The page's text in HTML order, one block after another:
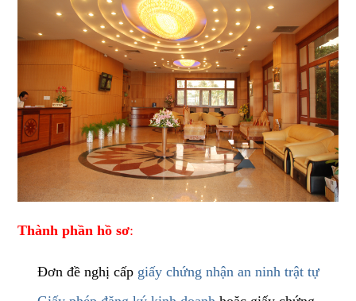
Thành phần hồ sơ:
Đơn đề nghị cấp giấy chứng nhận an ninh trật tự